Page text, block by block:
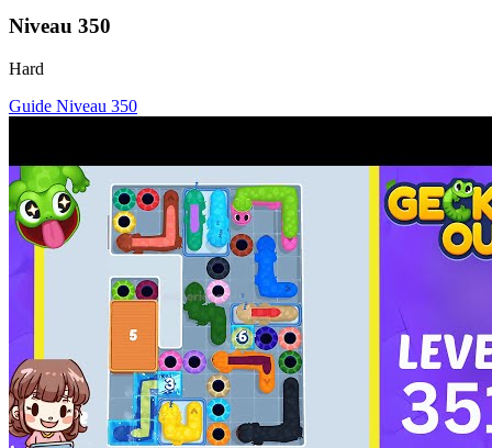
Niveau 350
Hard
Guide Niveau 350